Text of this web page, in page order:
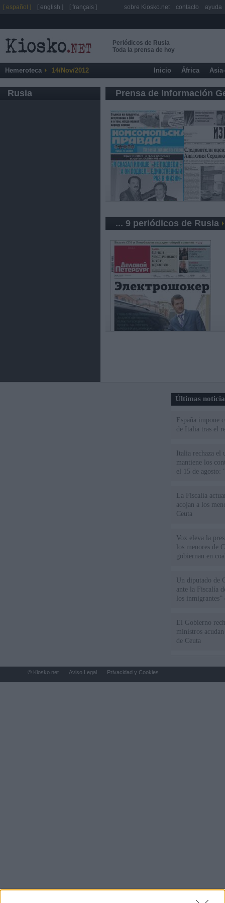
Periódicos de Rusia
Toda la prensa de hoy
Hemeroteca 14/Nov/2012 Inicio África
Rusia Prensa de Información
... 9 periódicos de Rusia
Últimas
España impone
de Italia tras el
Italia rechaza
mantiene los
el 15 de agosto:
La Fiscalía
acojan a los
Ceuta
Vox eleva la
los menores de
gobiernan en
Un diputado de
ante la Fiscalía
los inmigrantes”
El Gobierno
ministros
de Ceuta
[ español ] [ english ] [ français ] sobre Kiosko.net contacto ayuda
© Kiosko.net Aviso Legal Privacidad y Cookies